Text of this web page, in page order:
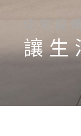
住 宅 設
讓 生